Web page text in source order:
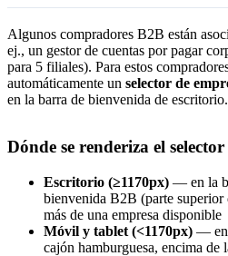
Algunos compradores B2B están
ej., un gestor de cuentas por pagar
para 5 filiales). Para estos
automáticamente un selector de
en la barra de bienvenida de escritorio.
Dónde se renderiza el selector
Escritorio (≥1170px) — en la
bienvenida B2B (parte superior
más de una empresa disponible
Móvil y tablet (<1170px) — en
cajón hamburguesa, encima de